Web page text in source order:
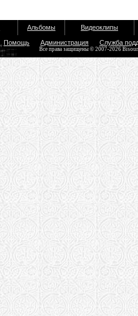
Альбомы Видеоклипы
Помощь Администрация Служба
Все права защищены © 2007-2026